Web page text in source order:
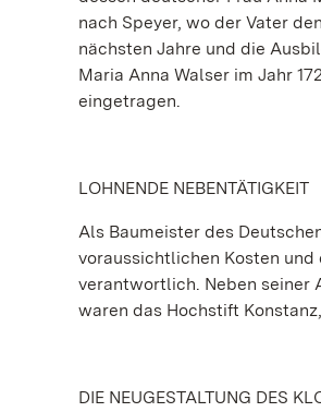
nach Speyer, wo der Vater
nächsten Jahre und die
Maria Anna Walser im Jahr
eingetragen.
LOHNENDE NEBENTÄTIGKEIT
Als Baumeister des
voraussichtlichen Kosten
verantwortlich. Neben seiner
waren das Hochstift
DIE NEUGESTALTUNG DES